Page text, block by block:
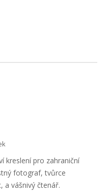
kreslení pro zahraniční
fotograf, tvůrce
a vášnivý čtenář.